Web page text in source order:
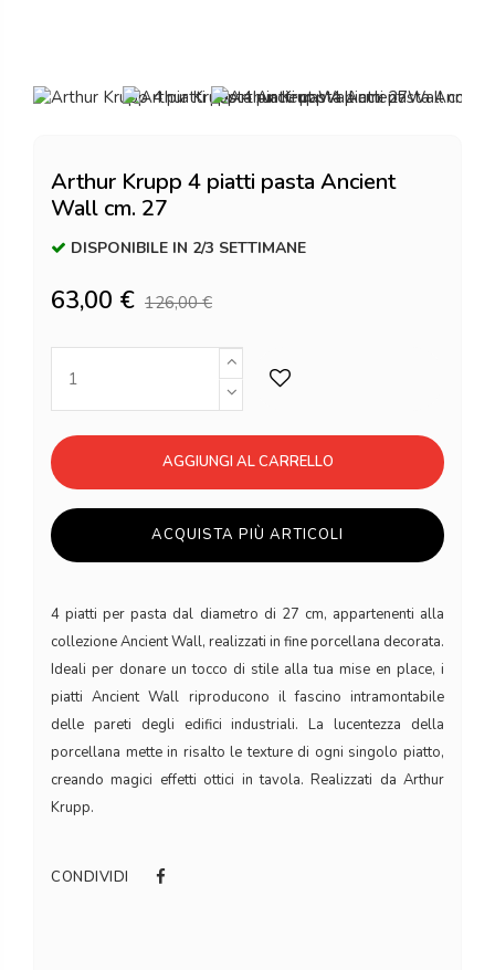
Arthur Krupp 4 piatti pasta Ancient
Wall cm. 27
DISPONIBILE IN 2/3 SETTIMANE
63,00 € 126,00 €
AGGIUNGI AL CARRELLO
ACQUISTA PIÙ ARTICOLI
4 piatti per pasta dal diametro di 27 cm, appartenenti alla
collezione Ancient Wall, realizzati in fine porcellana decorata.
Ideali per donare un tocco di stile alla tua mise en place, i
piatti Ancient Wall riproducono il fascino intramontabile
delle pareti degli edifici industriali. La lucentezza della
porcellana mette in risalto le texture di ogni singolo piatto,
creando magici effetti ottici in tavola. Realizzati da Arthur
Krupp.
CONDIVIDI